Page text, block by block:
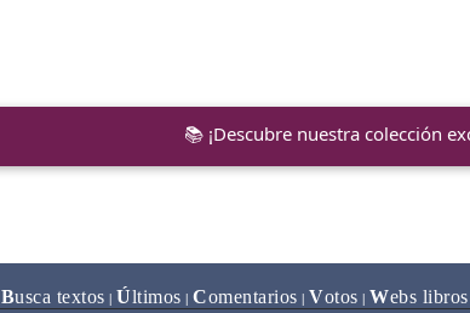
📚 ¡Descubre nuestra colección
Busca textos Últimos |Comentarios Votos Webs libros